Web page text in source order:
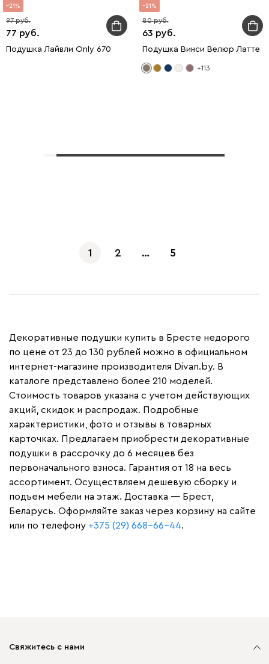
21
77
97
Подушка Лайвли Only 670
21
63
80
Подушка Винси Велюр Латте
+113
1 2 … 5
Декоративные подушки купить в Бресте недорого
по цене от 23 до 130 рублей можно в официальном
интернет-магазине производителя Divan.by. В
каталоге представлено более 210 моделей.
Стоимость товаров указана с учетом действующих
акций, скидок и распродаж. Подробные
характеристики, фото и отзывы в товарных
карточках. Предлагаем приобрести декоративные
подушки в рассрочку до 6 месяцев без
первоначального взноса. Гарантия от 18 на весь
ассортимент. Осуществляем дешевую сборку и
подъем мебели на этаж. Доставка — Брест,
Беларусь. Оформляйте заказ через корзину на сайте
или по телефону +375 (29) 668-66-44.
Свяжитесь с нами